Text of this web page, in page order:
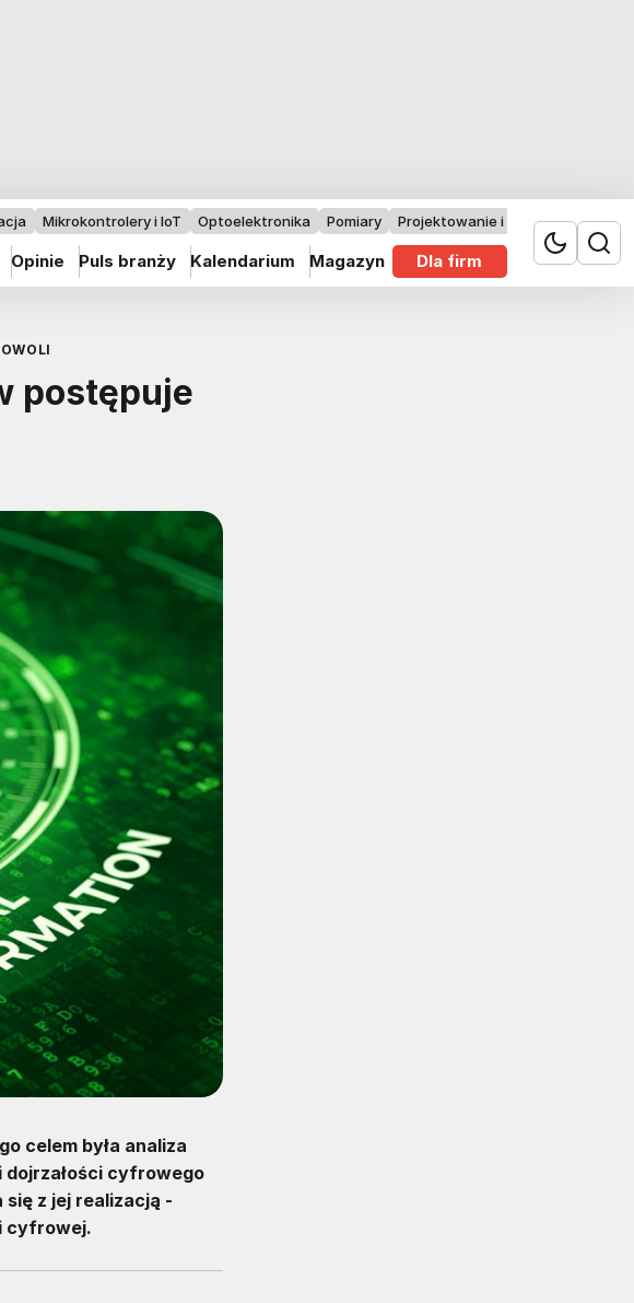
Mikrokontrolery i IoT Optoelektronika Pomiary Projektowanie i badania
Opinie Puls branży Kalendarium Magazyn Dla firm
postępuje
celem była analiza
dojrzałości cyfrowego
z jej realizacją -
cyfrowej.